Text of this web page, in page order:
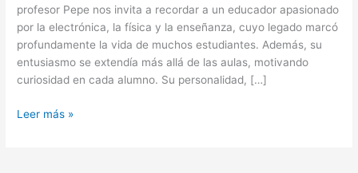
profesor Pepe nos invita a recordar a un educador apasionado
por la electrónica, la física y la enseñanza, cuyo legado marcó
profundamente la vida de muchos estudiantes. Además, su
entusiasmo se extendía más allá de las aulas, motivando
curiosidad en cada alumno. Su personalidad, […]
Leer más »